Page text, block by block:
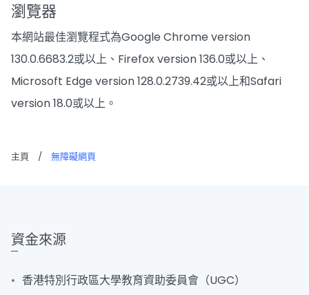
瀏覽器
本網站最佳瀏覽程式為Google Chrome version
130.0.6683.2或以上、Firefox version 136.0或以上、
Microsoft Edge version 128.0.2739.42或以上和Safari
version 18.0或以上。
主頁 / 無障礙網頁
資金來源
香港特別行政區大學教育資助委員會（UGC）